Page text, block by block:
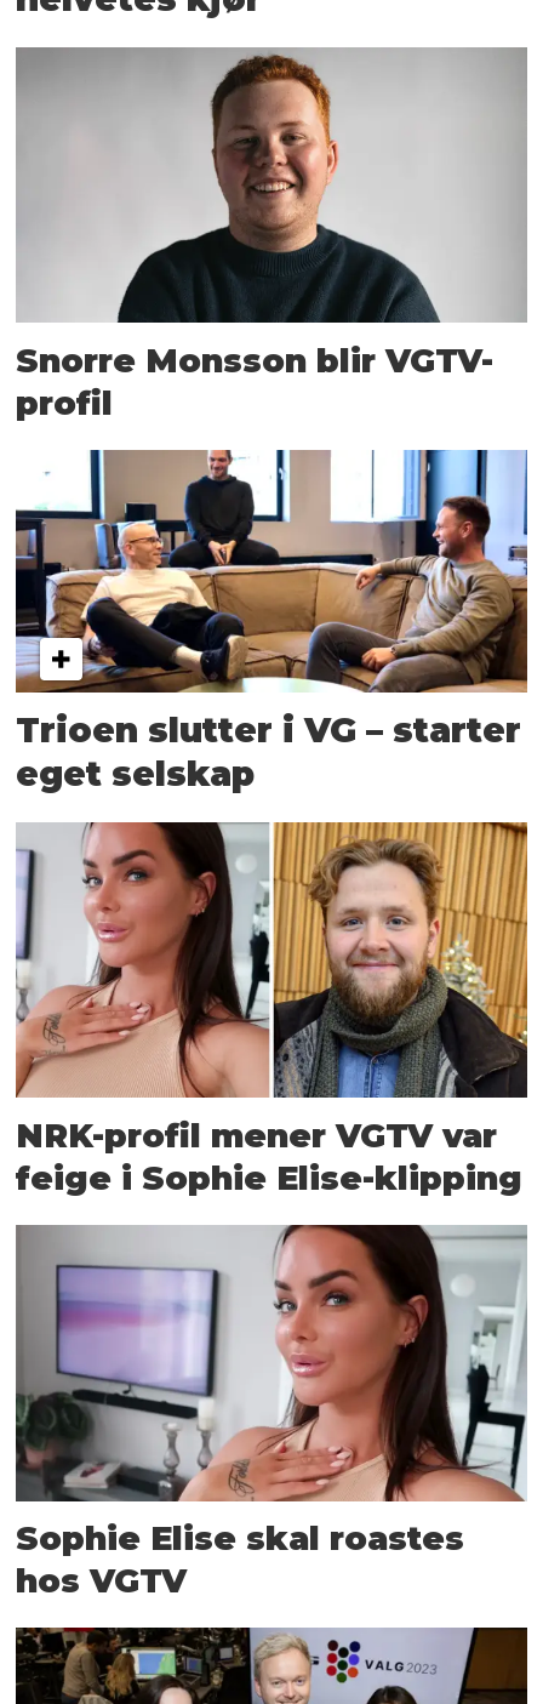
Snorre Monsson blir VGTV-
profil
Trioen slutter i VG – starter
eget selskap
NRK-profil mener VGTV var
feige i Sophie Elise-klipping
Sophie Elise skal roastes
hos VGTV